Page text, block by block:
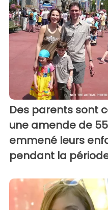
Des parents sont
une amende de
emmené leurs
pendant la